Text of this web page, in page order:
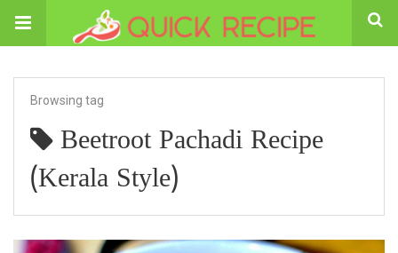
Browsing tag
Beetroot Pachadi Recipe
(Kerala Style)